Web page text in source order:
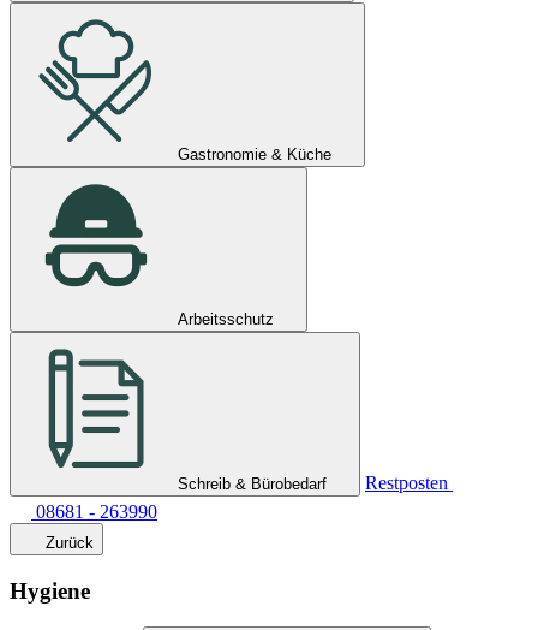
Gastronomie & Küche
Arbeitsschutz
Schreib & Bürobedarf
Restposten
08681 - 263990
Zurück
Hygiene